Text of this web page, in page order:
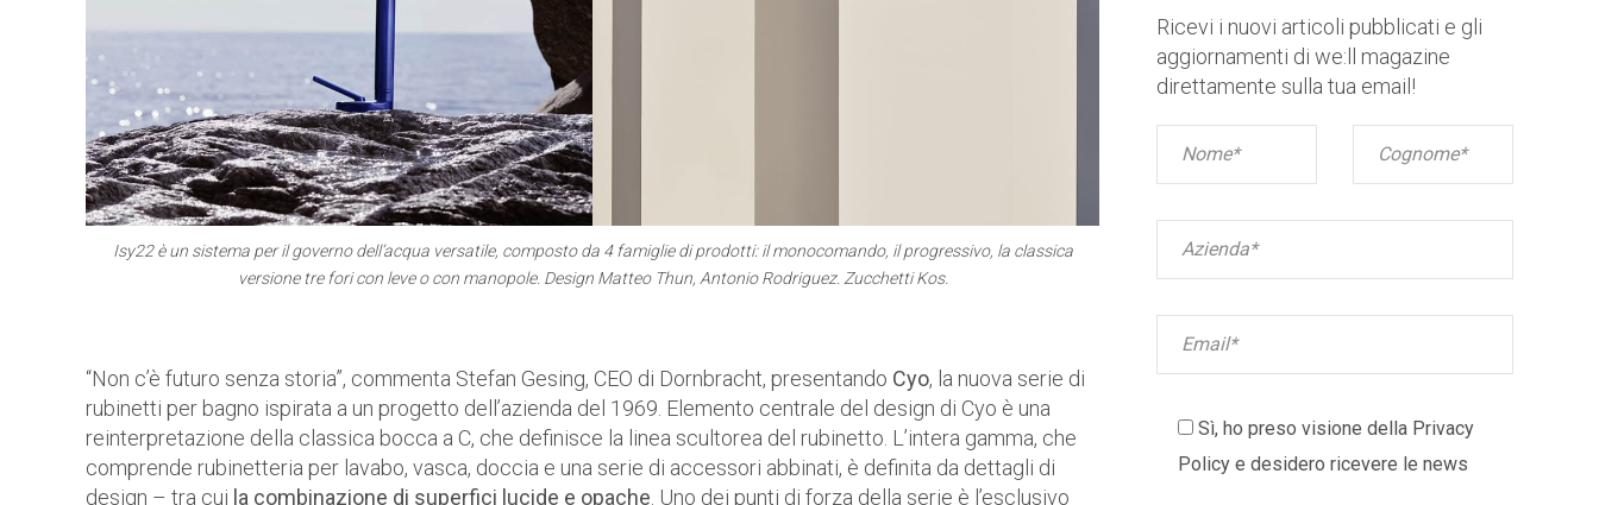
Isy22 è un sistema per il governo dell’acqua versatile, composto da 4 famiglie di prodotti: il monocomando, il progressivo, la classica
versione tre fori con leve o con manopole. Design Matteo Thun, Antonio Rodriguez. Zucchetti Kos.
“Non c’è futuro senza storia”, commenta Stefan Gesing, CEO di Dornbracht, presentando Cyo, la nuova serie di
rubinetti per bagno ispirata a un progetto dell’azienda del 1969. Elemento centrale del design di Cyo è una
reinterpretazione della classica bocca a C, che definisce la linea scultorea del rubinetto. L’intera gamma, che
comprende rubinetteria per lavabo, vasca, doccia e una serie di accessori abbinati, è definita da dettagli di
design – tra cui la combinazione di superfici lucide e opache . Uno dei punti di forza della serie è l’esclusivo
Ricevi i nuovi articoli pubblicati e gli
aggiornamenti di we:ll magazine
direttamente sulla tua email!
Sì, ho preso visione della Privacy
Policy e desidero ricevere le news